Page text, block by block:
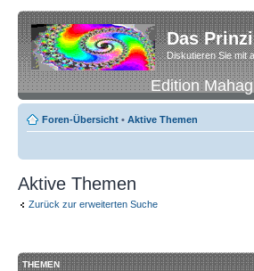
Das
Diskutieren Sie mit
Edition
Foren-Übersicht • Aktive Themen
Aktive Themen
Zurück zur erweiterten Suche
THEMEN